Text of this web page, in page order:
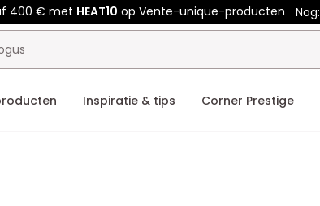
400 € met HEAT10 op Vente-unique-producten Nog:
Inspiratie & tips Corner Prestige